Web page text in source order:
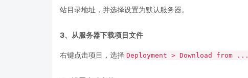
站目录地址，并选择设置为默认服务器。
3、从服务器下载项目文件
右键点击项目，选择 Deployment > Download from ...